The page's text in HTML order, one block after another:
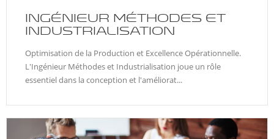
INGÉNIEUR MÉTHODES ET
INDUSTRIALISATION
Optimisation de la Production et Excellence Opérationnelle.
L'Ingénieur Méthodes et Industrialisation joue un rôle
essentiel dans la conception et l'améliorat...